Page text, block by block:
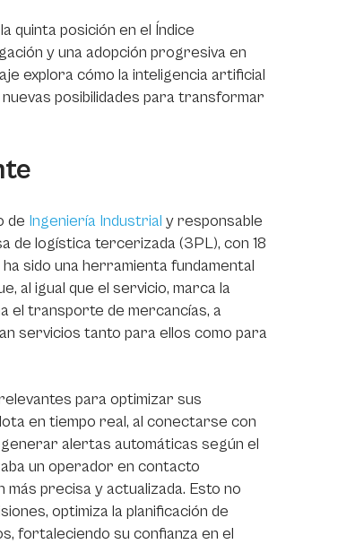
quinta posición en el Índice
y una adopción progresiva en
explora cómo la inteligencia artificial
posibilidades para transformar
de Ingeniería Industrial y responsable
de logística tercerizada (3PL), con 18
sido una herramienta fundamental
al igual que el servicio, marca la
el transporte de mercancías, a
servicios tanto para ellos como para
para optimizar sus
en tiempo real, al conectarse con
alertas automáticas según el
un operador en contacto
precisa y actualizada. Esto no
optimiza la planificación de
fortaleciendo su confianza en el